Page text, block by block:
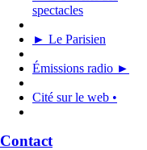
spectacles
► Le Parisien
Émissions radio ►
Cité sur le web •
Contact